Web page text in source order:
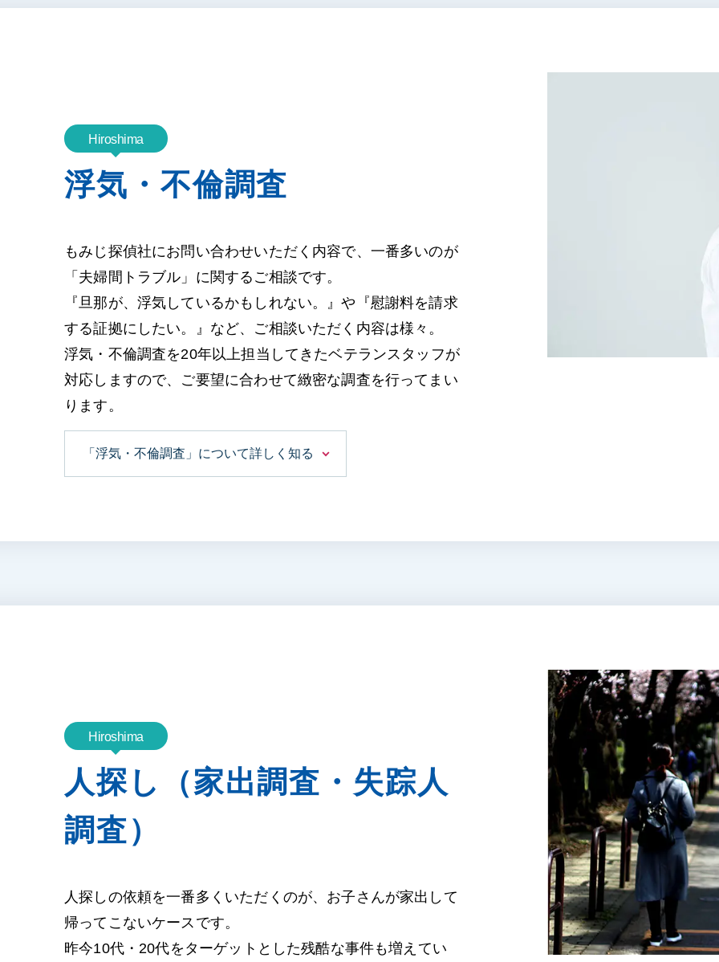
Hiroshima
浮気・不倫調査
もみじ探偵社にお問い合わせいただく内容で、一番多いのが
「夫婦間トラブル」に関するご相談です。
『旦那が、浮気しているかもしれない。』や『慰謝料を請求
する証拠にしたい。』など、ご相談いただく内容は様々。
浮気・不倫調査を20年以上担当してきたベテランスタッフが
対応しますので、ご要望に合わせて緻密な調査を行ってまい
ります。
「浮気・不倫調査」について詳しく知る
Hiroshima
人探し（家出調査・失踪人
調査）
人探しの依頼を一番多くいただくのが、お子さんが家出して
帰ってこないケースです。
昨今10代・20代をターゲットとした残酷な事件も増えてい